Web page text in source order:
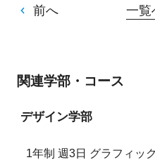
前へ 一覧
関連学部・コース
デザイン学部
1年制 週3日 グラフィッ